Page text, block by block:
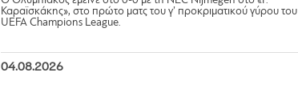
Καραϊσκάκης», στο πρώτο ματς του γ’ προκριματικού γύρου του
UEFA Champions League.
04.08.2026